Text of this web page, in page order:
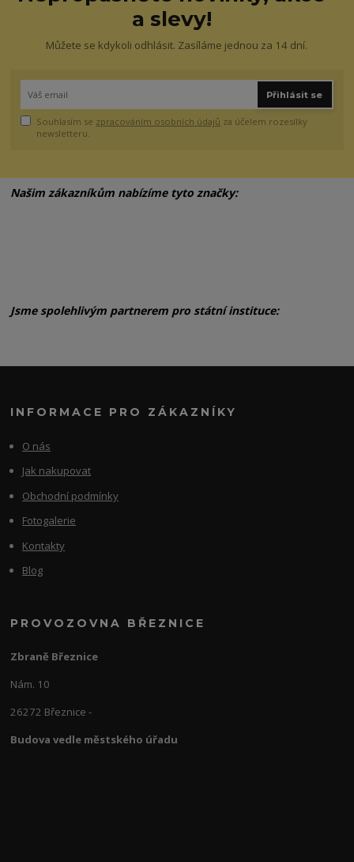
a slevy!
Můžete se kdykoli odhlásit. Zasíláme jednou za 14 dní.
Přihlásit se
Souhlasím se zpracováním osobních údajů za účelem rozesílky
newsletteru.
Našim zákazníkům nabízíme tyto značky:
Jsme spolehlivým partnerem pro státní instituce:
INFORMACE PRO ZÁKAZNÍKY
O nás
Jak nakupovat
Obchodní podmínky
Fotogalerie
Kontakty
Blog
PROVOZOVNA BŘEZNICE
Zbraně Březnice
Nám. 10
26272 Březnice -
Budova vedle městského úřadu